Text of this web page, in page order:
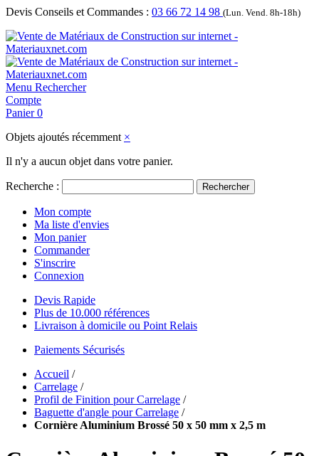
Devis Conseils et Commandes : 03 66 72 14 98 (Lun. Vend. 8h-18h)
Menu Rechercher
Compte
Panier 0
Objets ajoutés récemment ×
Il n'y a aucun objet dans votre panier.
Recherche : Rechercher
Mon compte
Ma liste d'envies
Mon panier
Commander
S'inscrire
Connexion
Devis Rapide
Plus de 10.000 références
Livraison à domicile ou Point Relais
Paiements Sécurisés
Accueil /
Carrelage /
Profil de Finition pour Carrelage /
Baguette d'angle pour Carrelage /
Cornière Aluminium Brossé 50 x 50 mm x 2,5 m